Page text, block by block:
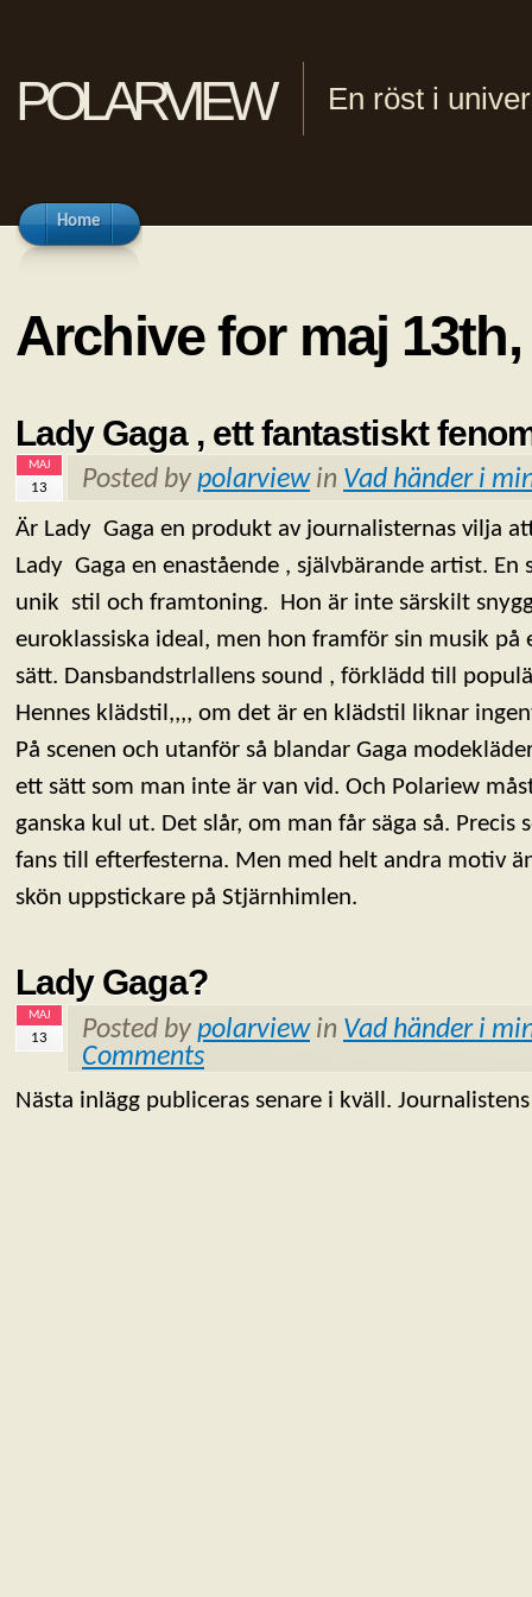
polarview En röst i
Home
Archive for maj 13th,
Lady Gaga , ett fantastiskt
MAJ
13 Posted by polarviewin Vad händer i
Är Lady Gaga en produkt av journalisternas vilja
Lady Gaga en enastående , självbärande artist. En
unik stil och framtoning. Hon är inte särskilt
euroklassiska ideal, men hon framför sin musik
sätt. Dansbandstrlallens sound , förklädd till
Hennes klädstil,,,, om det är en klädstil liknar
På scenen och utanför så blandar Gaga
ett sätt som man inte är van vid. Och Polariew
ganska kul ut. Det slår, om man får säga så. Precis
fans till efterfesterna. Men med helt andra motiv
skön uppstickare på Stjärnhimlen.
Lady Gaga?
MAJ
13 Posted by polarviewin Vad händer i
Comments
Nästa inlägg publiceras senare i kväll.